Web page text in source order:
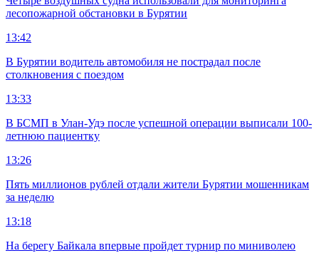
лесопожарной обстановки в Бурятии
13:42
В Бурятии водитель автомобиля не пострадал после
столкновения с поездом
13:33
В БСМП в Улан-Удэ после успешной операции выписали 100-
летнюю пациентку
13:26
Пять миллионов рублей отдали жители Бурятии мошенникам
за неделю
13:18
На берегу Байкала впервые пройдет турнир по миниволею